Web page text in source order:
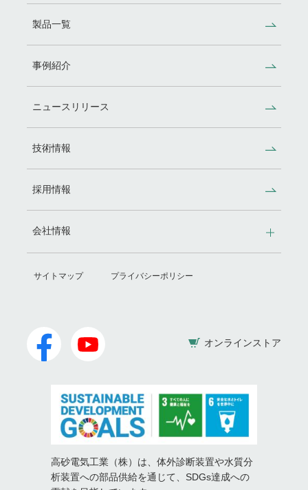
製品一覧
事例紹介
ニュースリリース
技術情報
採用情報
会社情報
サイトマップ プライバシーポリシー
オンラインストア
高砂電気工業（株）は、体外診断装置や水質分
析装置への部品供給を通じて、 SDGs達成への